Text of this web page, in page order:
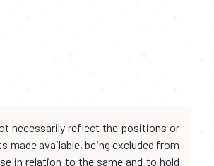
necessarily reflect the positions or
available, being excluded from
in relation to the same and to hold